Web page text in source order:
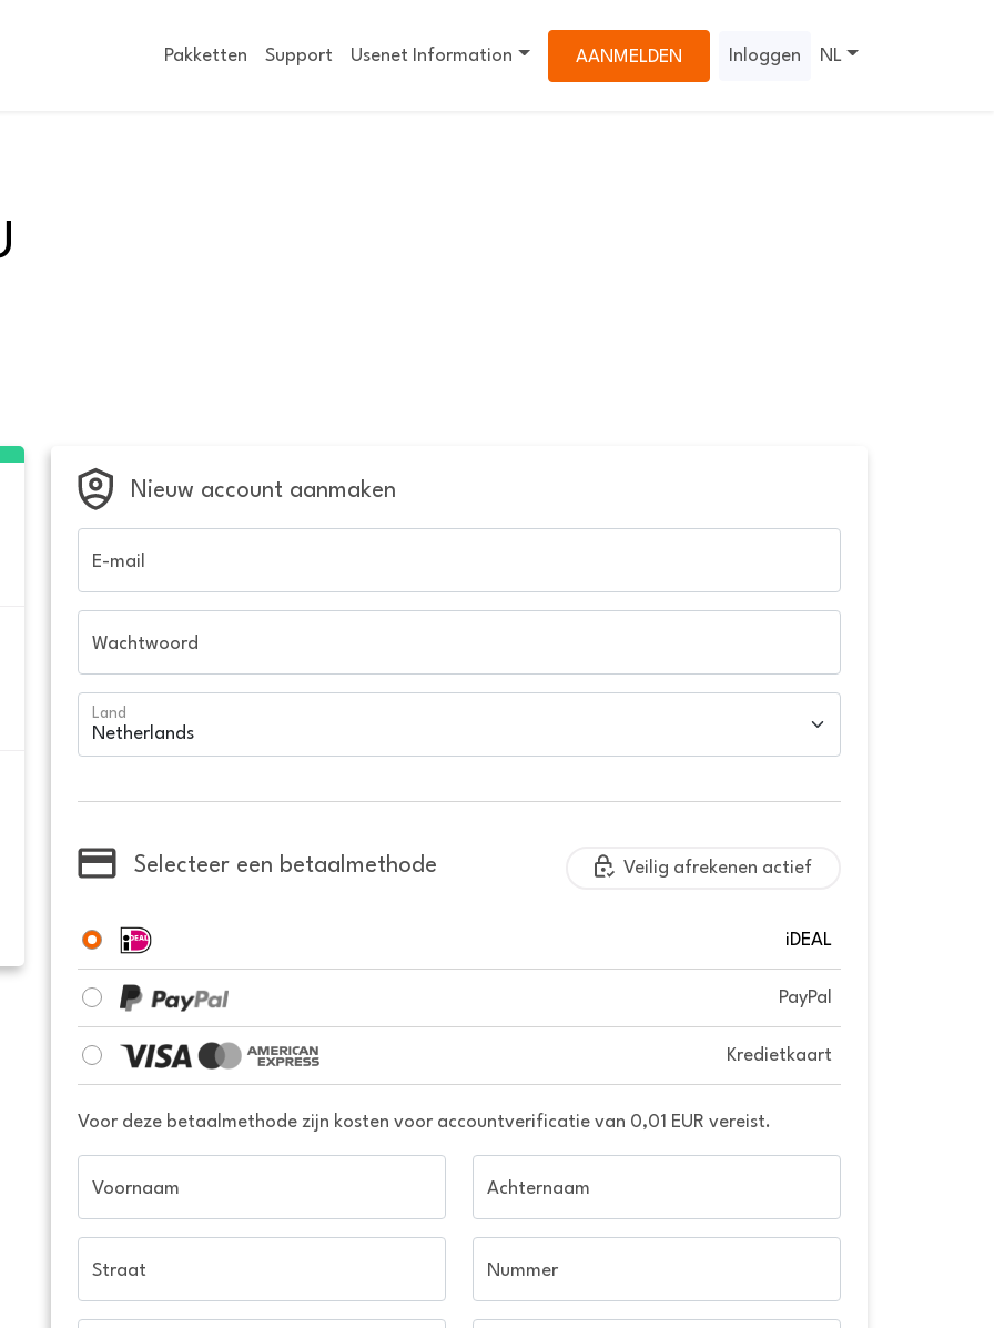
Pakketten Support Usenet Information AANMELDEN Inloggen NL
Nieuw account aanmaken
E-mail
Wachtwoord
Land
Selecteer een betaalmethode Veilig afrekenen actief
iDEAL
PayPal
Kredietkaart
Voor deze betaalmethode zijn kosten voor accountverificatie van 0,01 EUR vereist.
Voornaam Achternaam
Straat Nummer